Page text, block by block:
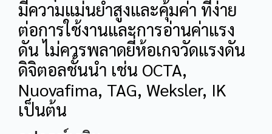
มีความแม่นยำสูงและคุ้มค่า ที่ง่าย
ต่อการใช้งานและการอ่านค่าแรง
ดัน ไม่ควรพลาดยี่ห้อเกจวัดแรงดัน
ดิจิตอลชั้นนำ เช่น OCTA,
Nuovafima, TAG, Weksler, IK
เป็นต้น